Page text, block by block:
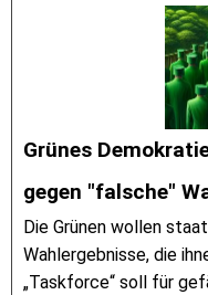
Grünes
gegen "falsche"
Die Grünen wollen
Wahlergebnisse, die
„Taskforce“ soll für